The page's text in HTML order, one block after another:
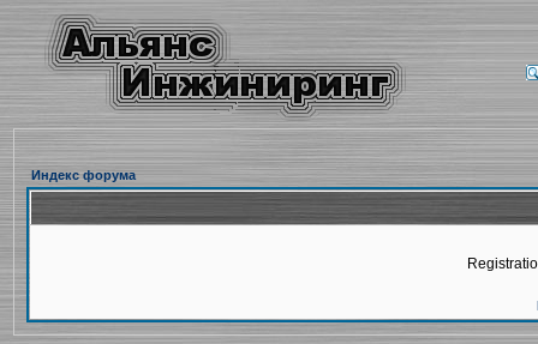
Индекс форума